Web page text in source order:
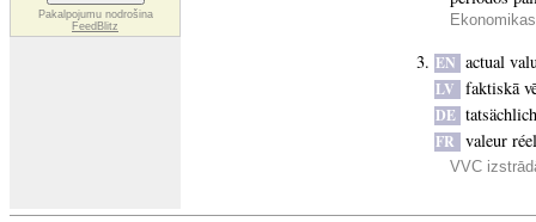
Pakalpojumu nodrošina
FeedBlitz
EN actual
LV faktiskā
DE
FR valeur
VVC